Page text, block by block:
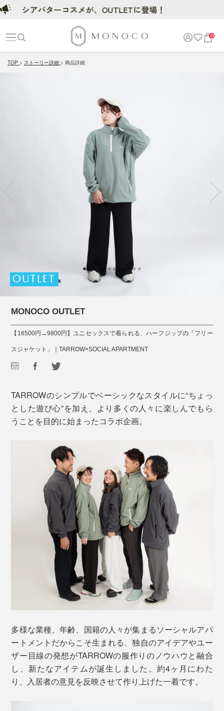
0
TOP ストーリー詳細 商品詳細
OUTLET
MONOCO OUTLET
【16500円→9800円】ユニセックスで着られる、ハーフジップの「フリー
スジャケット」｜TARROW×SOCIAL APARTMENT
TARROWのシンプルでベーシックなスタイルに“ちょっ
とした遊び心”を加え、より多くの人々に楽しんでもら
うことを目的に始まったコラボ企画。
多様な業種、年齢、国籍の人々が集まるソーシャルアパ
ートメントだからこそ生まれる、独自のアイデアやユー
ザー目線の発想がTARROWの服作りのノウハウと融合
し、新たなアイテムが誕生しました。約4ヶ月にわた
り、入居者の意見を反映させて作り上げた一着です。
シアバターコスメが、OUTLETに登場！